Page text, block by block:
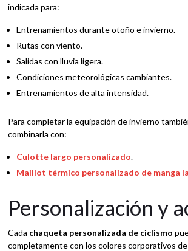
indicada para:
Entrenamientos durante otoño e invierno.
Rutas con viento.
Salidas con lluvia ligera.
Condiciones meteorológicas cambiantes.
Entrenamientos de alta intensidad.
Para completar la equipación de invierno
combinarla con:
Culotte largo personalizado.
Maillot térmico personalizado de manga
Personalización y
Cada chaqueta personalizada de ciclismo
completamente con los colores corporativos